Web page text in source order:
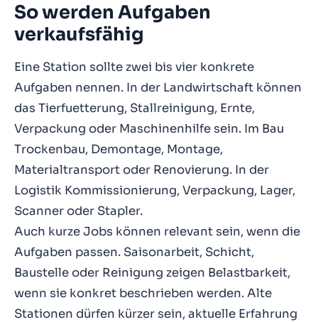
So werden Aufgaben
verkaufsfähig
Eine Station sollte zwei bis vier konkrete
Aufgaben nennen. In der Landwirtschaft können
das Tierfuetterung, Stallreinigung, Ernte,
Verpackung oder Maschinenhilfe sein. Im Bau
Trockenbau, Demontage, Montage,
Materialtransport oder Renovierung. In der
Logistik Kommissionierung, Verpackung, Lager,
Scanner oder Stapler.
Auch kurze Jobs können relevant sein, wenn die
Aufgaben passen. Saisonarbeit, Schicht,
Baustelle oder Reinigung zeigen Belastbarkeit,
wenn sie konkret beschrieben werden. Alte
Stationen dürfen kürzer sein, aktuelle Erfahrung